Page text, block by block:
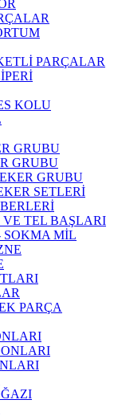
PARÇALAR
KOLU
GRUBU
GRUBU
GRUBU
SETLERİ
VE TEL BAŞLARI
MİL
PARÇA